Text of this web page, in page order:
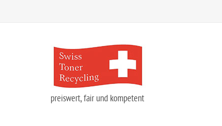
preiswert, fair und kompetent